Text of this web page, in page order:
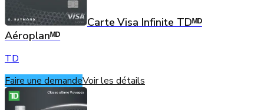
Carte Visa Infinite TDᴹᴰ
Aéroplanᴹᴰ
TD
Faire une demandeVoir les détails